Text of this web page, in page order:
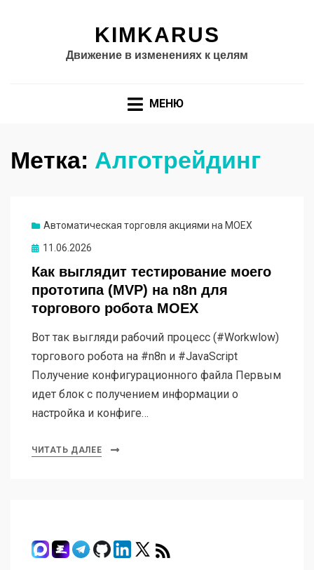
KIMKARUS
Движение в изменениях к целям
МЕНЮ
Метка: Алготрейдинг
Автоматическая торговля акциями на MOEX
Опубликовано
11.06.2026
Как выглядит тестирование моего
прототипа (MVP) на n8n для
торгового робота MOEX
Вот так выгляди рабочий процесс (#Workwlow)
торгового робота на #n8n и #JavaScript
Получение конфигурационного файла Первым
идет блок с получением информации о
настройка и конфиге…
ЧИТАТЬ ДАЛЕЕ